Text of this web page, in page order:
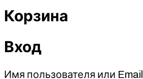
Корзина
Вход
Имя пользователя или Email